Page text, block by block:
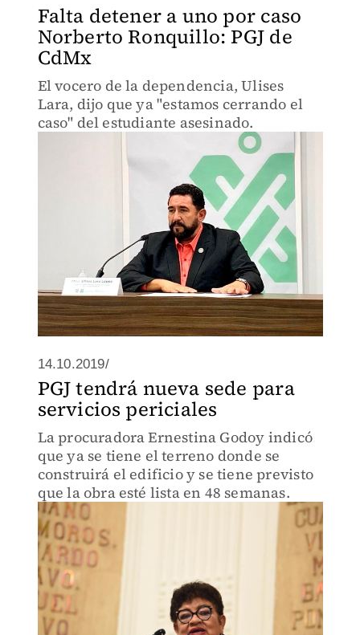
Falta detener a uno por caso
Norberto Ronquillo: PGJ de
CdMx
El vocero de la dependencia, Ulises
Lara, dijo que ya "estamos cerrando el
caso" del estudiante asesinado.
14.10.2019/
PGJ tendrá nueva sede para
servicios periciales
La procuradora Ernestina Godoy indicó
que ya se tiene el terreno donde se
construirá el edificio y se tiene previsto
que la obra esté lista en 48 semanas.